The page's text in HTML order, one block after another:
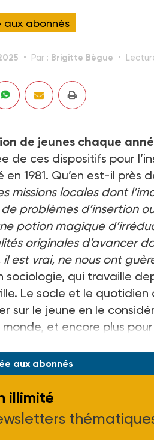
aux abonnés
Par : Brigitte Bègue
de jeunes chaque
de ces dispositifs pour
1981. Qu’en est-il près
missions locales dont
problèmes d’insertion
potion magique
originales d’avancer
est vrai, ne nous ont
qui travaille
Le socle et le quotidien
sur le jeune en le
et encore plus
aux abonnés
illimité